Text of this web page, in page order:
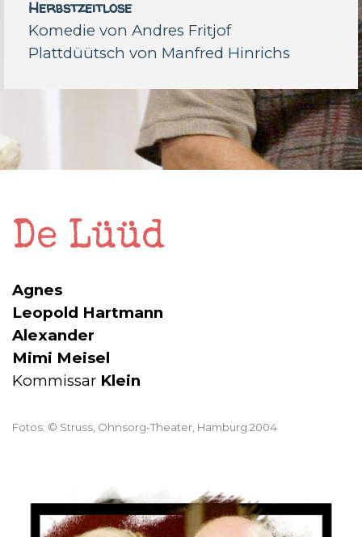
Herbstzeitlose
Komedie von Andres Fritjof
Plattdüütsch von Manfred Hinrichs
De Lüüd
Agnes
Leopold Hartmann
Alexander
Mimi Meisel
Kommissar Klein
Fotos: © Struss , Ohnsorg-Theater, Hamburg 2004